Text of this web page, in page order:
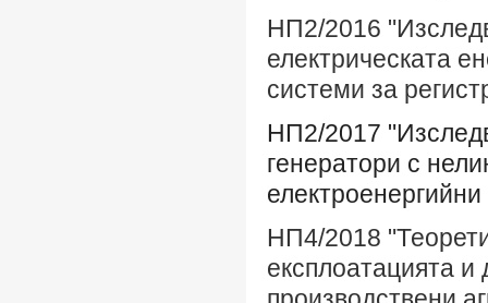
НП2/2016
електрическата
системи за
НП2/2017
генератори с
НП4/2018
експлоатацията